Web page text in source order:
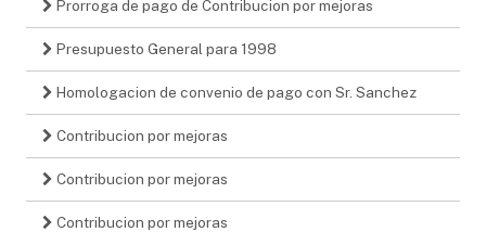
Prorroga de pago de Contribucion por mejoras
Presupuesto General para 1998
Homologacion de convenio de pago con Sr. Sanchez
Contribucion por mejoras
Contribucion por mejoras
Contribucion por mejoras